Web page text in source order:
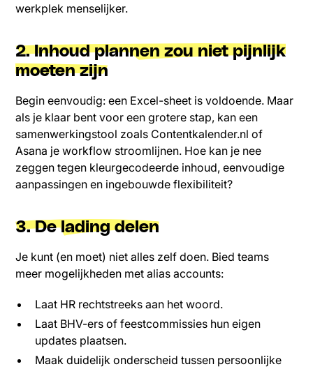
werkplek menselijker.
2. Inhoud plannen zou niet pijnlijk
moeten zijn
Begin eenvoudig: een Excel-sheet is voldoende. Maar
als je klaar bent voor een grotere stap, kan een
samenwerkingstool zoals Contentkalender.nl of
Asana je workflow stroomlijnen. Hoe kan je nee
zeggen tegen kleurgecodeerde inhoud, eenvoudige
aanpassingen en ingebouwde flexibiliteit?
3. De lading delen
Je kunt (en moet) niet alles zelf doen. Bied teams
meer mogelijkheden met alias accounts:
Laat HR rechtstreeks aan het woord.
Laat BHV-ers of feestcommissies hun eigen
updates plaatsen.
Maak duidelijk onderscheid tussen persoonlijke